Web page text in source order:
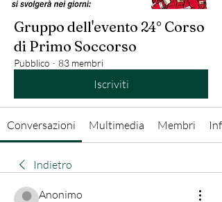
Gruppo dell'evento 24° Corso
di Primo Soccorso
Pubblico · 83 membri
Iscriviti
Conversazioni Multimedia Membri Info
Indietro
Anonimo